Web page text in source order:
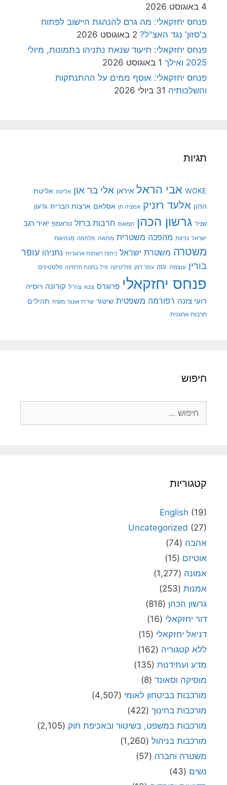
4 באוגוסט 2026
פנחס יחזקאלי: מה גרם להנהגת היישוב לפתוח
ב'סזון' נגד האצ"ל? 2 באוגוסט 2026
פנחס יחזקאלי: תיעוד שנאת נתניהו בתמונות, מיולי
2025 ואילך
1 באוגוסט 2026
פנחס יחזקאלי: אוסף ממים על ההתנתקות
והשלכותיה 31 ביולי 2026
תגיות
WOKE אבי הראל איראן אלי בר און אליטה אליטת
ההון אלעד רזניק אמציה חן אסלאם ארצות הברית גדעון
שניר גרשון הכהן חמאס חרבות ברזל טראמפ יאיר רגב
ישראל כרזות מהפכה משטרית מחאה מלחמה מנהיגות
משטרה משטרת ישראל ניתוח רשתות ארגוניות נתניהו עופר
בורין עוצמה עזה עמר דנק פוליטיקה פיל בחנות חרסינה פלסטינים
פנחס יחזקאלי פרוגרס צבא צה"ל קורונה רוסיה
רועי צזנה רפורמה משפטית שיטור שרית אונגר משיח תהילים
תרבות ארגונית
חיפוש
קטגוריות
English (19)
Uncategorized (27)
אהבה (74)
אוטיזם (15)
אמונה (1,277)
אמנות (253)
גרשון הכהן (818)
דור יחזקאלי (16)
דניאל יחזקאלי (15)
ללא קטגוריה (162)
מדע ועתידנות (135)
מוסיקה וסאונד (8)
מורכבות בביטחון לאומי (4,507)
מורכבות בחינוך (422)
מורכבות במשפט, בשיטור ובאכיפת חוק (2,105)
מורכבות בניהול (1,260)
משטרה וחברה (57)
נשים (43)